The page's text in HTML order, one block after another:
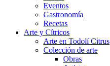
Eventos
Gastronomía
Recetas
Arte y Cítricos
Arte en Todolí Citrus
Colección de arte
Obras